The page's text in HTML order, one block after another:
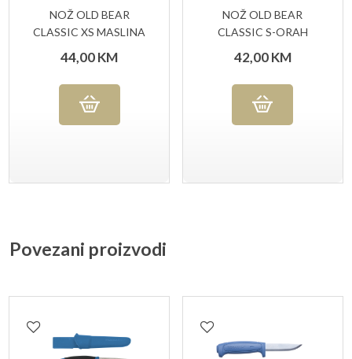
NOŽ OLD BEAR
CLASSIC XS MASLINA
44,00KM
NOŽ OLD BEAR
CLASSIC S-ORAH
42,00KM
Povezani proizvodi